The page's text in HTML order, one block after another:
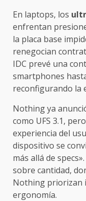
En laptops, los
enfrentan
la placa base
renegocian
IDC prevé una
smartphones
reconfigurando la
Nothing ya
como UFS 3.1,
experiencia del
dispositivo se
más allá de
sobre cantidad,
Nothing priorizan
ergonomía.